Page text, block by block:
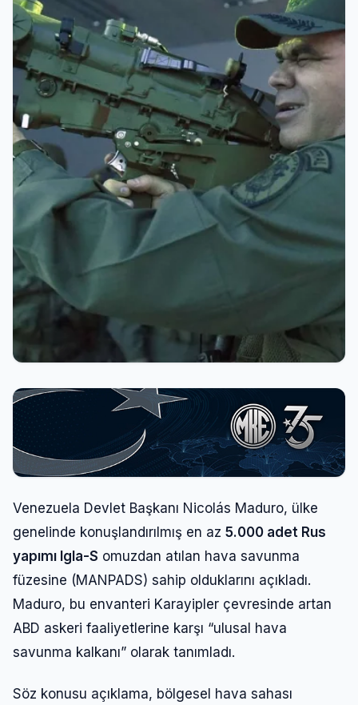
Venezuela Devlet Başkanı Nicolás Maduro, ülke
genelinde konuşlandırılmış en az 5.000 adet Rus
yapımı Igla-S omuzdan atılan hava savunma
füzesine (MANPADS) sahip olduklarını açıkladı.
Maduro, bu envanteri Karayipler çevresinde artan
ABD askeri faaliyetlerine karşı “ulusal hava
savunma kalkanı” olarak tanımladı.
Söz konusu açıklama, bölgesel hava sahası